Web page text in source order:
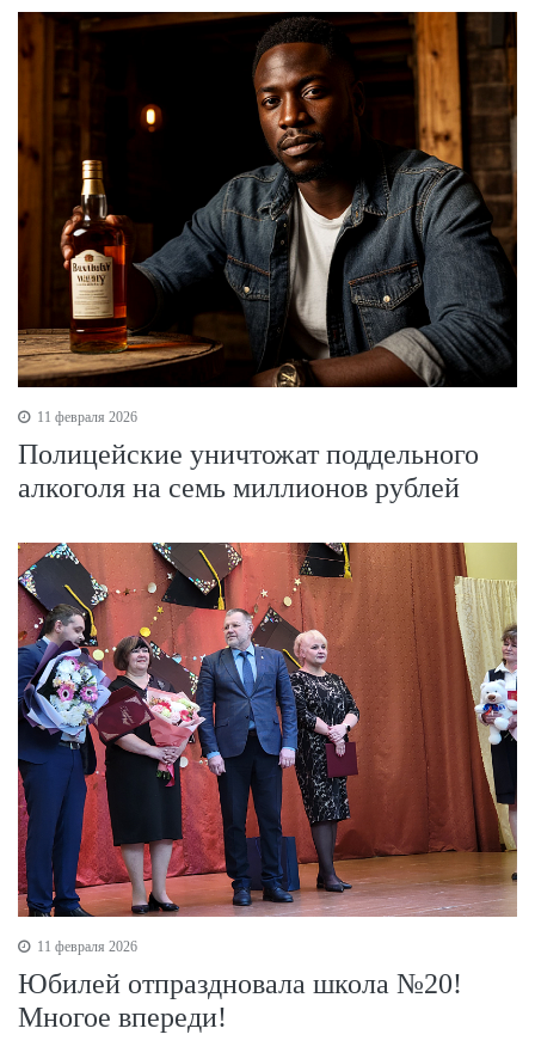
11 февраля 2026
Полицейские уничтожат поддельного
алкоголя на семь миллионов рублей
11 февраля 2026
Юбилей отпраздновала школа №20!
Многое впереди!